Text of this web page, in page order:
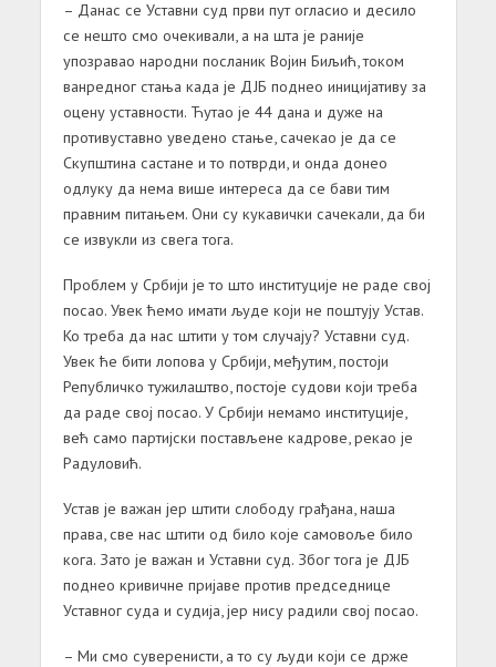
– Данас се Уставни суд први пут огласио и десило
се нешто смо очекивали, а на шта је раније
упозравао народни посланик Војин Биљић, током
ванредног стања када је ДЈБ поднео иницијативу за
оцену уставности. Ћутао је 44 дана и дуже на
противуставно уведено стање, сачекао је да се
Скупштина састане и то потврди, и онда донео
одлуку да нема више интереса да се бави тим
правним питањем. Они су кукавички сачекали, да би
се извукли из свега тога.
Проблем у Србији је то што институције не раде свој
посао. Увек ћемо имати људе који не поштују Устав.
Ко треба да нас штити у том случају? Уставни суд.
Увек ће бити лопова у Србији, међутим, постоји
Републичко тужилаштво, постоје судови који треба
да раде свој посао. У Србији немамо институције,
већ само партијски постављене кадрове, рекао је
Радуловић.
Устав је важан јер штити слободу грађана, наша
права, све нас штити од било које самовоље било
кога. Зато је важан и Уставни суд. Због тога је ДЈБ
поднео кривичне пријаве против председнице
Уставног суда и судија, јер нису радили свој посао.
– Ми смо суверенисти, а то су људи који се држе